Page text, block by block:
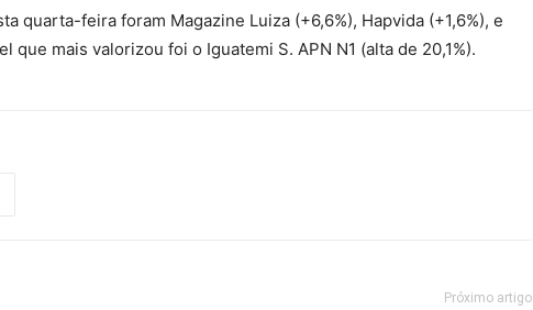
quarta-feira foram Magazine Luiza (+6,6%), Hapvida (+1,6%), e
que mais valorizou foi o Iguatemi S. APN N1 (alta de 20,1%).
Próximo artigo